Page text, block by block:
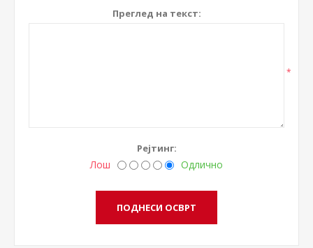
Преглед на текст:
*
Рејтинг:
Лош Одлично